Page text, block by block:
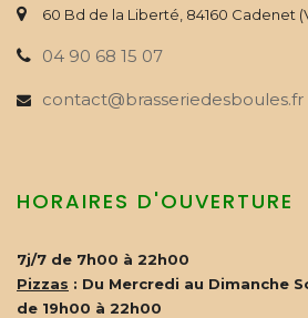
60 Bd de la Liberté, 84160 Cadenet
04 90 68 15 07
contact@brasseriedesboules.fr
HORAIRES D'OUVERTURE
7j/7 de 7h00 à 22h00
Pizzas : Du Mercredi au Dimanche
de 19h00 à 22h00